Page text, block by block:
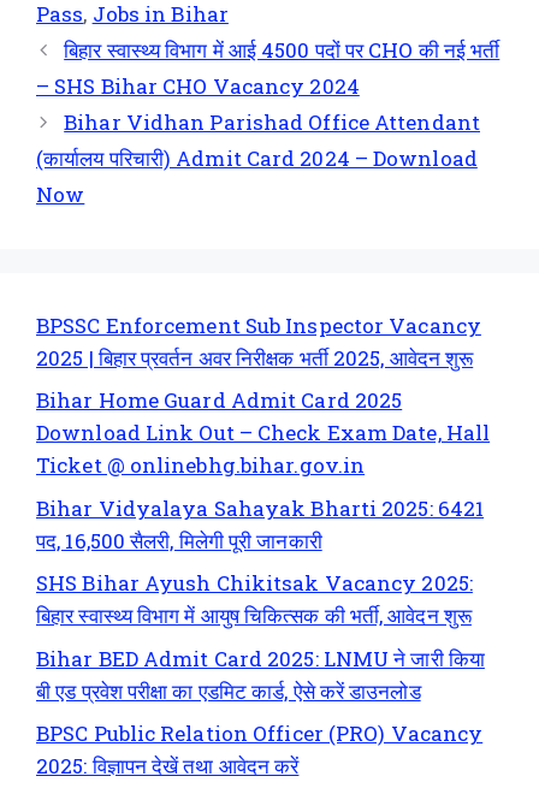
Pass, Jobs in Bihar
बिहार स्वास्थ्य विभाग में आई 4500 पदों पर CHO की नई भर्ती
– SHS Bihar CHO Vacancy 2024
Bihar Vidhan Parishad Office Attendant
(कार्यालय परिचारी) Admit Card 2024 – Download
Now
BPSSC Enforcement Sub Inspector Vacancy
2025 | बिहार प्रवर्तन अवर निरीक्षक भर्ती 2025, आवेदन शुरू
Bihar Home Guard Admit Card 2025
Download Link Out – Check Exam Date, Hall
Ticket @ onlinebhg.bihar.gov.in
Bihar Vidyalaya Sahayak Bharti 2025: 6421
पद, 16,500 सैलरी, मिलेगी पूरी जानकारी
SHS Bihar Ayush Chikitsak Vacancy 2025:
बिहार स्वास्थ्य विभाग में आयुष चिकित्सक की भर्ती, आवेदन शुरू
Bihar BED Admit Card 2025: LNMU ने जारी किया
बी एड प्रवेश परीक्षा का एडमिट कार्ड, ऐसे करें डाउनलोड
BPSC Public Relation Officer (PRO) Vacancy
2025: विज्ञापन देखें तथा आवेदन करें